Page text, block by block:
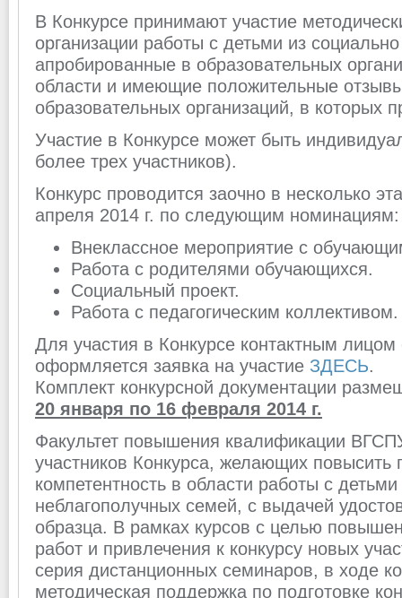
В Конкурсе принимают участие
организации работы с детьми из
апробированные в образовательных
области и имеющие положительные
образовательных организаций, в которых
Участие в Конкурсе может быть
более трех участников).
Конкурс проводится заочно в несколько
апреля 2014 г. по следующим номинациям:
Внеклассное мероприятие с
Работа с родителями обучающихся.
Социальный проект.
Работа с педагогическим коллективом.
Для участия в Конкурсе контактным лицом
оформляется заявка на участие ЗДЕСЬ.
Комплект конкурсной документации
20 января по 16 февраля 2014 г.
Факультет повышения квалификации
участников Конкурса, желающих
компетентность в области работы с
неблагополучных семей, с выдачей
образца. В рамках курсов с целью
работ и привлечения к конкурсу новых
серия дистанционных семинаров, в ходе
методическая поддержка по подготовке